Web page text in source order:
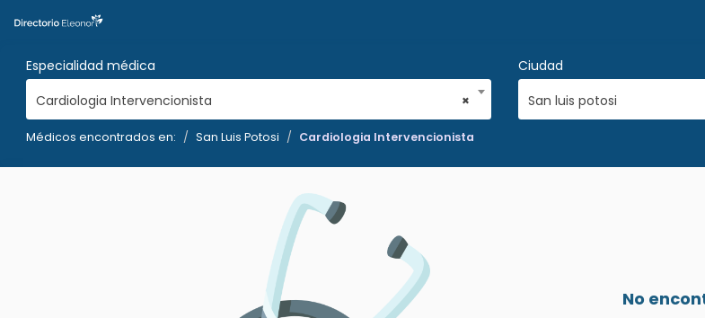
Especialidad médica
×
Cardiologia Intervencionista
Ciudad
San luis potosi
Médicos encontrados en: San Luis Potosi Cardiologia Intervencionista
No